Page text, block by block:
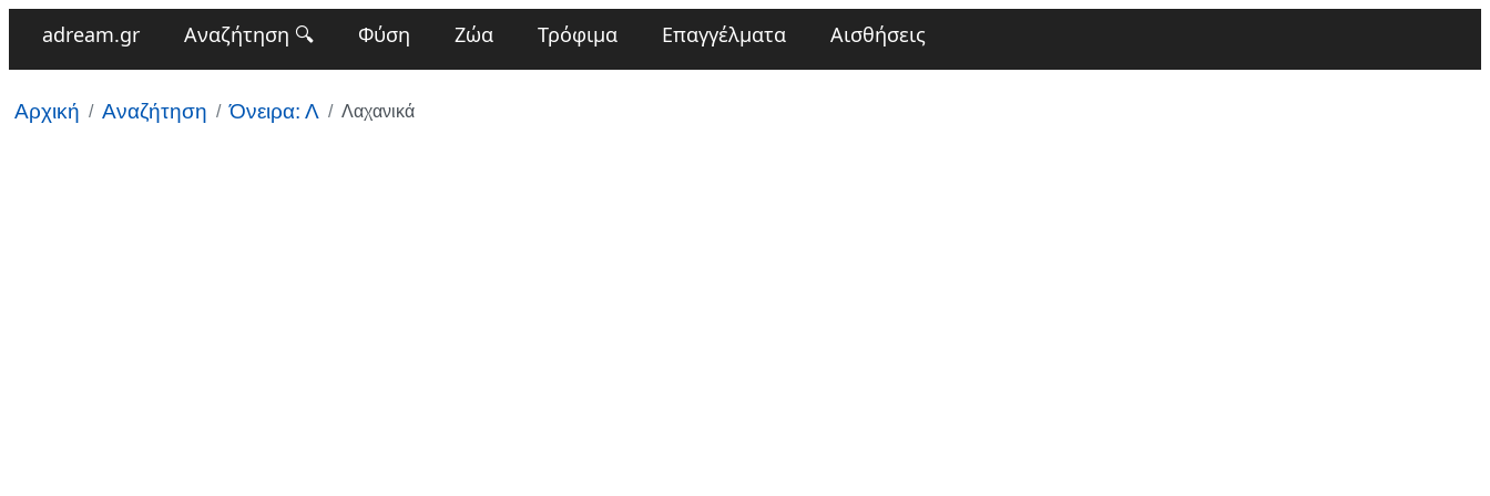
adream.gr Αναζήτηση 🔍 Φύση Ζώα Τρόφιμα Επαγγέλματα Αισθήσεις
Αρχική Αναζήτηση Όνειρα: Λ Λαχανικά